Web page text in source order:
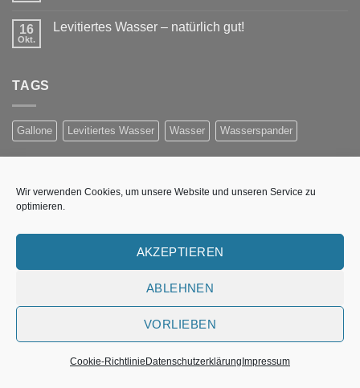
Wir verwenden Cookies, um unsere Website und unseren Service zu
optimieren.
AKZEPTIEREN
ABLEHNEN
VORLIEBEN
Cookie-Richtlinie Datenschutzerklärung Impressum
16
Okt.
Levitiertes Wasser – natürlich gut!
TAGS
Gallone Levitiertes Wasser Wasser Wasserspander
NEWSLETTER ANMELDUNG
Erhalten Sie Informationen per E-Mail über Preisaktionen,
neue Produkte und Wasser-Technologieen
Fehler:Kontaktformular wurde nicht gefunden.
COOKIE-RICHTLINIE (EU)
Copyright 2026 ©Flatsome Theme